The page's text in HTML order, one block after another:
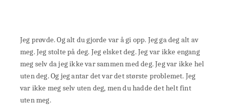
Jeg prøvde. Og alt du gjorde var å gi opp. Jeg ga deg alt av
meg. Jeg stolte på deg. Jeg elsket deg. Jeg var ikke engang
meg selv da jeg ikke var sammen med deg. Jeg var ikke hel
uten deg. Og jeg antar det var det største problemet. Jeg
var ikke meg selv uten deg, men du hadde det helt fint
uten meg.